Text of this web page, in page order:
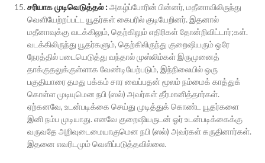
சரியாக முடிவெடுத்தல் :அகழ்ப்போரின் பின்னர், மதீனாவிலிருந்து
வெளியேற்றப்பட்ட யூதர்கள் கைபரில் குடியேறினர். இதனால்
மதீனாவுக்கு வடக்கிலும், தெற்கிலும் எதிரிகள் தோன்றிவிட்டார்;கள்.
வடக்கிலிருந்து யூதர்களும், தெற்கிலிருந்து குறைஷியரும் ஒரே
நேரத்தில் படையெடுத்து வந்தால் முஸ்லிம்கள் இருமுனைத்
தாக்குதலுக்குள்ளாக வேண்டியேற்படும், இந்நிலையில் ஒரு
பகுதியாரை தமது பக்கம் சார வைப்பதன் மூலம் நம்மைக் காத்துக்
கொள்ள முடியுமென நபி (ஸல்) அவர்கள் தீர்மானித்தார்கள்.
ஏற்கனவே, உடன்படிக்கை செய்து முடித்துக் கொண்ட யூதர்களை
இனி நம்ப முடியாது. எனவே குறைஷியருடன் ஓர் உடன்படிக்கைக்கு
வருவதே அறிவுடைமையாகுமென நபி (ஸல்) அவர்கள் கருதினார்கள்.
இதனை எவரிடமும் வெளிப்படுத்தவில்லை.